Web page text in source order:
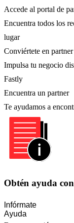
Accede al portal de
Encuentra todos los
lugar
Conviértete en partner
Impulsa tu negocio
Fastly
Encuentra un partner
Te ayudamos a
Obtén ayuda
Infórmate
Ayuda